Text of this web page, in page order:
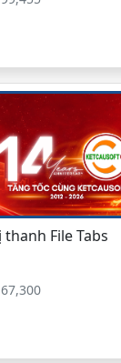
File Tabs
67,300